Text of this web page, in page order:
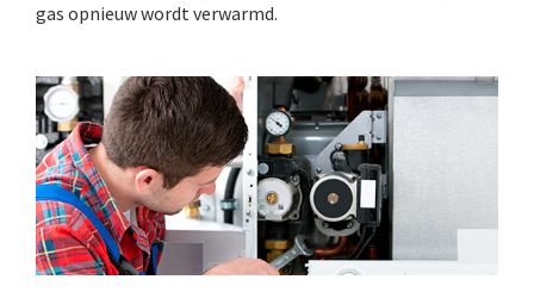
gas opnieuw wordt verwarmd.